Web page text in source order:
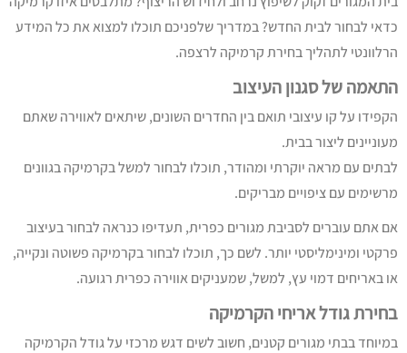
כדאי לבחור לבית החדש? במדריך שלפניכם תוכלו למצוא את כל המידע
הרלוונטי לתהליך בחירת קרמיקה לרצפה.
התאמה של סגנון העיצוב
הקפידו על קו עיצובי תואם בין החדרים השונים, שיתאים לאווירה שאתם
מעוניינים ליצור בבית.
לבתים עם מראה יוקרתי ומהודר, תוכלו לבחור למשל בקרמיקה בגוונים
מרשימים עם ציפויים מבריקים.
אם אתם עוברים לסביבת מגורים כפרית, תעדיפו כנראה לבחור בעיצוב
פרקטי ומינימליסטי יותר. לשם כך, תוכלו לבחור בקרמיקה פשוטה ונקייה,
או באריחים דמוי עץ, למשל, שמעניקים אווירה כפרית רגועה.
בחירת גודל אריחי הקרמיקה
במיוחד בבתי מגורים קטנים, חשוב לשים דגש מרכזי על גודל הקרמיקה